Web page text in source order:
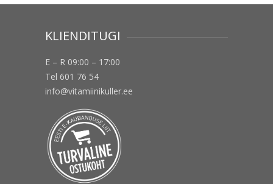
KLIENDITUGI
E – R 09:00 – 17:00
Tel 601 76 54
info@vitamiinikuller.ee